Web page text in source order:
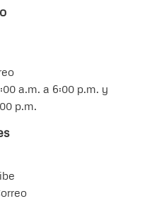
a.m. a 6:00 p.m. y
p.m.